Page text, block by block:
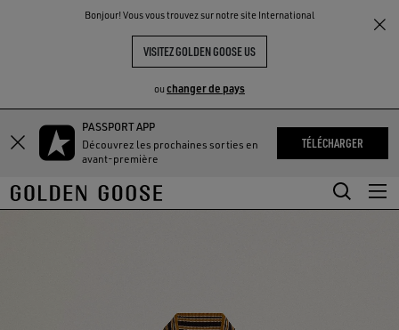
Bonjour! Vous vous trouvez sur notre site International
VISITEZ GOLDEN GOOSE US
ou changer de pays
Aller
au
principal
Aller
au
du
PASSPORT APP
Découvrez les prochaines sorties en
avant-première
TÉLÉCHARGER
THE
COMMUNITY